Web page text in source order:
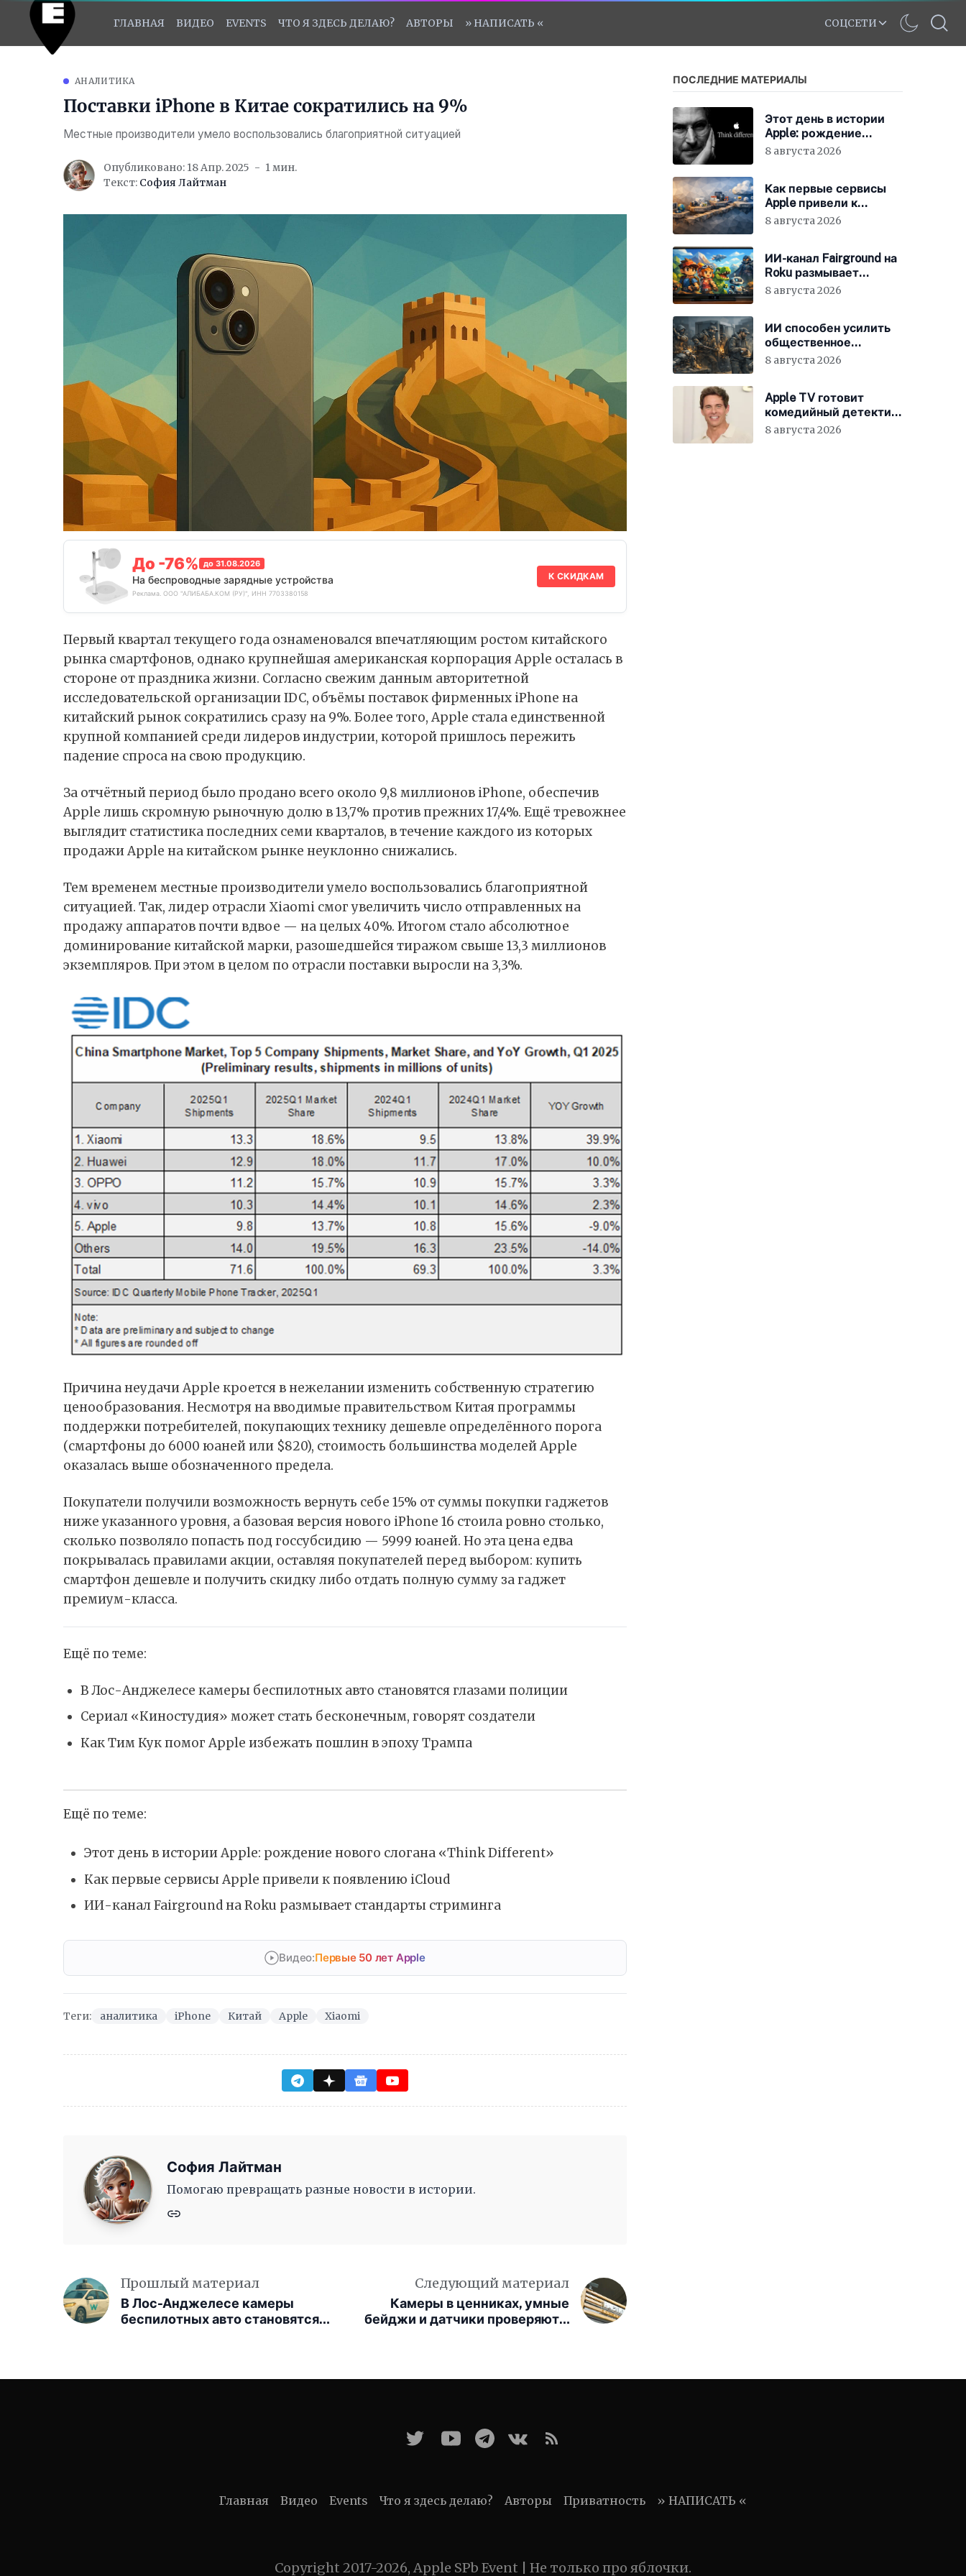
ГЛАВНАЯ ВИДЕО EVENTS ЧТО Я ЗДЕСЬ ДЕЛАЮ? АВТОРЫ » НАПИСАТЬ « СОЦСЕТИ
АНАЛИТИКА
Поставки iPhone в Китае сократились на 9%
Местные производители умело воспользовались благоприятной ситуацией
Опубликовано: 18 Апр. 2025
1 мин.
Текст: София Лайтман
До -76% до 31.08.2026
На беспроводные зарядные устройства
Реклама. ООО "АЛИБАБА.КОМ (РУ)", ИНН 7703380158
К СКИДКАМ
Первый квартал текущего года ознаменовался впечатляющим ростом китайского
рынка смартфонов, однако крупнейшая американская корпорация Apple осталась в
стороне от праздника жизни. Согласно свежим данным авторитетной
исследовательской организации IDC, объёмы поставок фирменных iPhone на
китайский рынок сократились сразу на 9%. Более того, Apple стала единственной
крупной компанией среди лидеров индустрии, которой пришлось пережить
падение спроса на свою продукцию.
За отчётный период было продано всего около 9,8 миллионов iPhone, обеспечив
Apple лишь скромную рыночную долю в 13,7% против прежних 17,4%. Ещё тревожнее
выглядит статистика последних семи кварталов, в течение каждого из которых
продажиApple на китайском рынке неуклонно снижались.
Тем временем местные производители умело воспользовались благоприятной
ситуацией. Так, лидер отраслиXiaomi смог увеличить число отправленных на
продажу аппаратов почти вдвое — на целых 40%. Итогом стало абсолютное
доминирование китайской марки, разошедшейся тиражом свыше 13,3 миллионов
экземпляров. При этом в целом по отрасли поставки выросли на 3,3%.
Причина неудачи Apple кроется в нежелании изменить собственную стратегию
ценообразования. Несмотря на вводимые правительством Китаяпрограммы
поддержки потребителей, покупающих технику дешевле определённого порога
(смартфоны до 6000 юаней или $820), стоимость большинства моделей Apple
оказалась выше обозначенного предела.
Покупатели получили возможность вернуть себе 15% от суммы покупки гаджетов
ниже указанного уровня, а базовая версия нового iPhone 16 стоила ровно столько,
сколько позволяло попасть под госсубсидию — 5999 юаней. Но эта цена едва
покрывалась правилами акции, оставляя покупателей перед выбором: купить
смартфон дешевле и получить скидку либо отдать полную сумму за гаджет
премиум-класса.
Ещё по теме:
В Лос-Анджелесе камеры беспилотных авто становятся глазами полиции
Сериал «Киностудия» может стать бесконечным, говорят создатели
Как Тим Кук помог Apple избежать пошлин в эпоху Трампа
Ещё по теме:
Этот день в истории Apple: рождение нового слогана «Think Different»
Как первые сервисы Apple привели к появлению iCloud
ИИ-канал Fairground на Roku размывает стандарты стриминга
Видео:Первые 50 лет Apple
Теги: аналитика iPhone Китай Apple Xiaomi
София Лайтман
Помогаю превращать разные новости в истории.
Прошлый материал
В Лос-Анджелесе камеры
беспилотных авто становятся
Следующий материал
Камеры в ценниках, умные
бейджи и датчики проверяют в
ПОСЛЕДНИЕ МАТЕРИАЛЫ
Этот день в истории
Apple: рождение
нового слогана «Think
8 августа 2026
Как первые сервисы
Apple привели к
появлению iCloud
8 августа 2026
ИИ-канал Fairground на
Roku размывает
стандарты стриминга
8 августа 2026
ИИ способен усилить
общественное
недовольство во всём
8 августа 2026
Apple TV готовит
комедийный детектив
с Джеймсом
8 августа 2026
Главная Видео Events Что я здесь делаю? Авторы Приватность » НАПИСАТЬ «
Copyright 2017-2026, Apple SPb Event | Не только про яблочки.